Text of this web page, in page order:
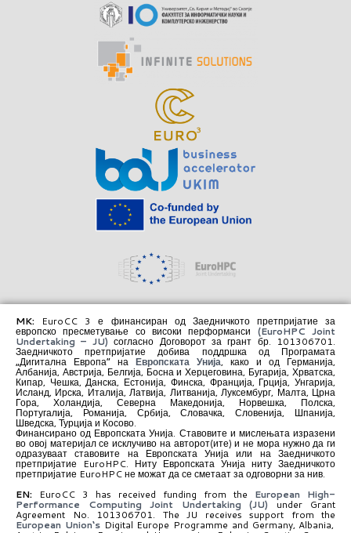
MK: EuroCC 3 е финансиран од Заедничкото претпријатие за
европско пресметување со високи перформанси (EuroHPC Joint
Undertaking – JU) согласно Договорот за грант бр. 101306701.
Заедничкото претпријатие добива поддршка од Програмата
„Дигитална Европа“ на Европската Унија, како и од Германија,
Албанија, Австрија, Белгија, Босна и Херцеговина, Бугарија, Хрватска,
Кипар, Чешка, Данска, Естонија, Финска, Франција, Грција, Унгарија,
Исланд, Ирска, Италија, Латвија, Литванија, Луксембург, Малта, Црна
Гора, Холандија, Северна Македонија, Норвешка, Полска,
Португалија, Романија, Србија, Словачка, Словенија, Шпанија,
Шведска, Турција и Косово.
Финансирано од Европската Унија. Ставовите и мислењата изразени
во овој материјал се исклучиво на авторот(ите) и не мора нужно да ги
одразуваат ставовите на Европската Унија или на Заедничкото
претпријатие EuroHPC. Ниту Европската Унија ниту Заедничкото
претпријатие EuroHPC не можат да се сметаат за одговорни за нив.
EN: EuroCC 3 has received funding from the European High-
Performance Computing Joint Undertaking (JU) under Grant
Agreement No. 101306701. The JU receives support from the
European Union‘sDigital Europe Programme and Germany, Albania,